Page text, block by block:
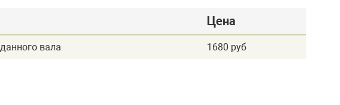
Цена
вала 1680 руб